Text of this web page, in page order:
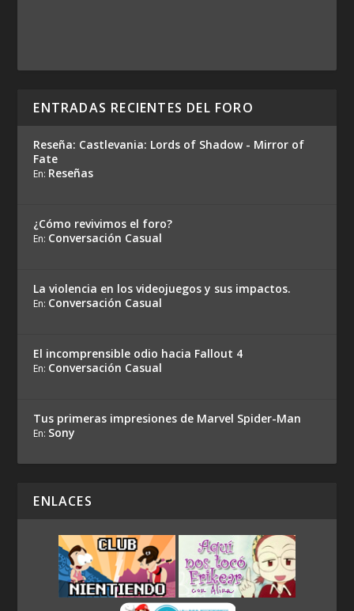
ENTRADAS RECIENTES DEL FORO
Reseña: Castlevania: Lords of Shadow - Mirror of
Fate
En: Reseñas
¿Cómo revivimos el foro?
En: Conversación Casual
La violencia en los videojuegos y sus impactos.
En: Conversación Casual
El incomprensible odio hacia Fallout 4
En: Conversación Casual
Tus primeras impresiones de Marvel Spider-Man
En: Sony
ENLACES